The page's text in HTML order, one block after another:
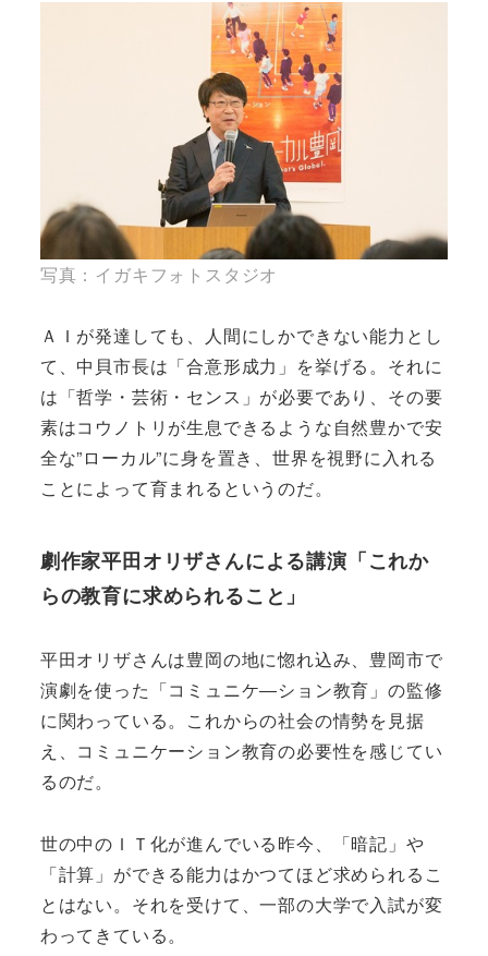
写真：イガキフォトスタジオ
ＡＩが発達しても、人間にしかできない能力とし
て、中貝市長は「合意形成力」を挙げる。それに
は「哲学・芸術・センス」が必要であり、その要
素はコウノトリが生息できるような自然豊かで安
全な”ローカル”に身を置き、世界を視野に入れる
ことによって育まれるというのだ。
劇作家平田オリザさんによる講演「これか
らの教育に求められること」
平田オリザさんは豊岡の地に惚れ込み、豊岡市で
演劇を使った「コミュニケ―ション教育」の監修
に関わっている。これからの社会の情勢を見据
え、コミュニケーション教育の必要性を感じてい
るのだ。
世の中のＩＴ化が進んでいる昨今、「暗記」や
「計算」ができる能力はかつてほど求められるこ
とはない。それを受けて、一部の大学で入試が変
わってきている。